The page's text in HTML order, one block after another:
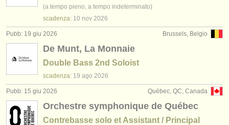
(a tempo pieno, a tempo indeterminato)
scadenza: 10 nov 2026
Brussels, Belgio
Pubb: 19 giu 2026
De Munt, La Monnaie
Double Bass 2nd Soloist
scadenza: 19 ago 2026
Québec, QC, Canada
Pubb: 15 giu 2026
Orchestre symphonique de Québec
Contrebasse solo et Assistant / Principal